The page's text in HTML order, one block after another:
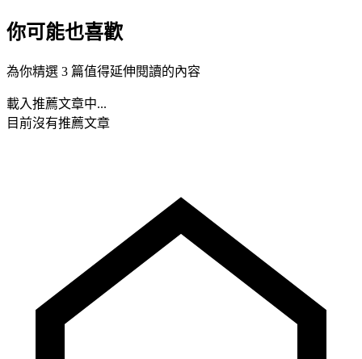
你可能也喜歡
為你精選 3 篇值得延伸閱讀的內容
載入推薦文章中...
目前沒有推薦文章